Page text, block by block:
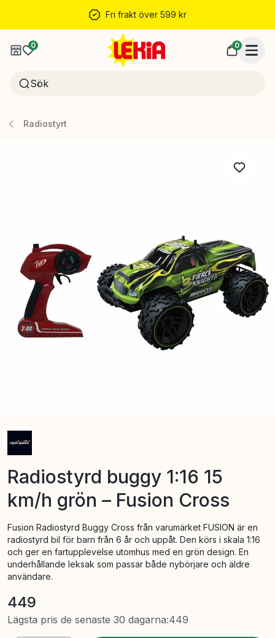
Fri frakt över 599 kr
0 0
Radiostyrt
Radiostyrd buggy 1:16 15
km/h grön – Fusion Cross
Fusion Radiostyrd Buggy Cross från varumärket FUSION är en
radiostyrd bil för barn från 6 år och uppåt. Den körs i skala 1:16
och ger en fartupplevelse utomhus med en grön design. En
underhållande leksak som passar både nybörjare och äldre
användare.
449
Lägsta pris de senaste 30 dagarna:449